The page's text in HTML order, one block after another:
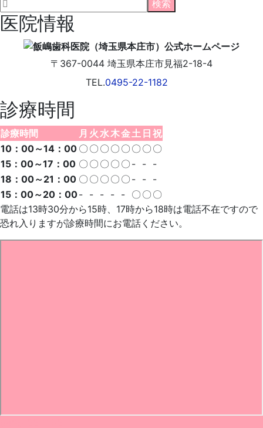
グ
医院情報
〒367-0044 埼玉県本庄市見福2-18-4
TEL.0495-22-1182
診療時間
診療時間 月 火 水木金土 日 祝
10：00～14：00 〇 〇 〇 〇 〇 〇 〇 〇
15：00～17：00 〇 〇 〇 〇 〇 - - -
18：00～21：00 〇 〇 〇 〇 〇 - - -
15：00～20：00- - - - - 〇 〇 〇
電話は13時30分から15時、17時から18時は電話不在ですので
恐れ入りますが診療時間にお電話ください。